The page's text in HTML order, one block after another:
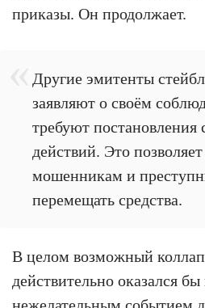
приказы. Он продолжает.
Другие эмитенты
заявляют о своём
требуют постановления
действий. Это
мошенникам и
перемещать средства.
В целом возможный
действительно оказался